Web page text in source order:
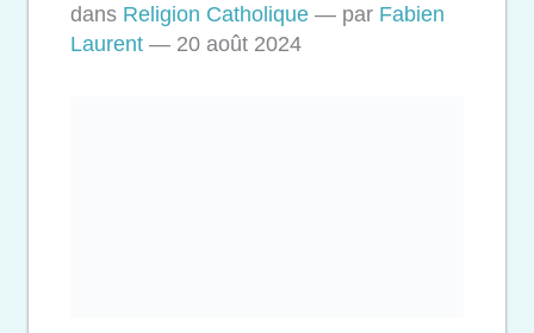
dans Religion Catholique — par Fabien
Laurent — 20 août 2024